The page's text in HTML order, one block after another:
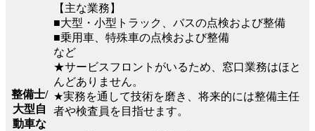
整備士/
大型自
動車な
【主な業務】
■大型・小型トラック、バスの点検および整備
■乗用車、特殊車の点検および整備
など
★サービスフロントがいるため、窓口業務はほと
んどありません。
★実務を通して技術を磨き、将来的には整備主任
者や検査員を目指せます。